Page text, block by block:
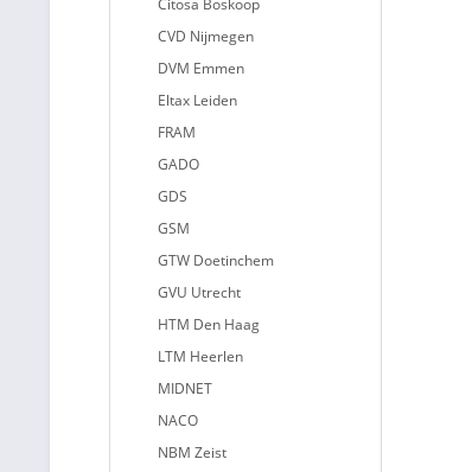
CVD Nijmegen
DVM Emmen
Eltax Leiden
FRAM
GADO
GDS
GSM
GTW Doetinchem
GVU Utrecht
HTM Den Haag
LTM Heerlen
MIDNET
NACO
NBM Zeist